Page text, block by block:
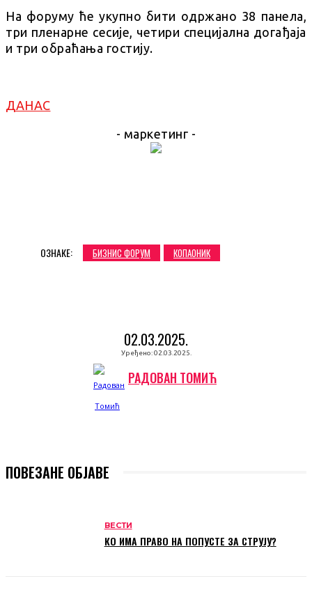
На форуму ће укупно бити одржано 38 панела,
три пленарне сесије, четири специјална догађаја
и три обраћања гостију.
ДАНАС
- маркетинг -
ОЗНАКЕ: БИЗНИС ФОРУМ КОПАОНИК
02.03.2025.
Уређено: 02.03.2025.
РАДОВАН ТОМИЋ
ПОВЕЗАНЕ ОБЈАВЕ
ВЕСТИ
КО ИМА ПРАВО НА ПОПУСТЕ ЗА СТРУЈУ?